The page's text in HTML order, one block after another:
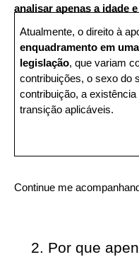
analisar apenas a idade
Atualmente, o direito à
enquadramento em
legislação, que variam
contribuições, o sexo do
contribuição, a
transição aplicáveis.
Continue me
Por que